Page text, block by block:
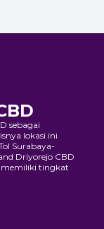
sebagai
lokasi ini
Surabaya-
Driyorejo CBD
tingkat